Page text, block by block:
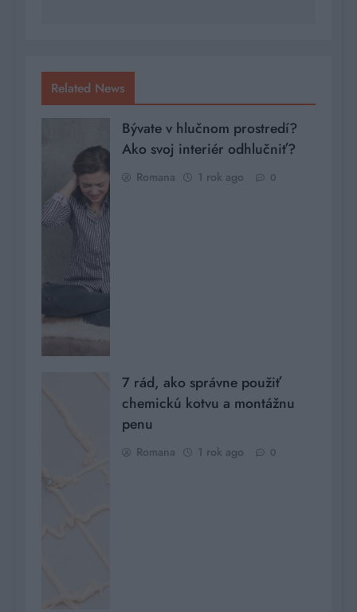
Related News
Bývate v hlučnom prostredí?
Ako svoj interiér odhlučniť?
Romana 1 rok ago 0
7 rád, ako správne použiť
chemickú kotvu a montážnu
penu
Romana 1 rok ago 0